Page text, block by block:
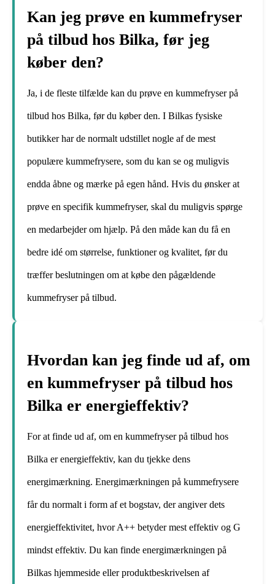
Kan jeg prøve en kummefryser
på tilbud hos Bilka, før jeg
køber den?
Ja, i de fleste tilfælde kan du prøve en kummefryser på
tilbud hos Bilka, før du køber den. I Bilkas fysiske
butikker har de normalt udstillet nogle af de mest
populære kummefrysere, som du kan se og muligvis
endda åbne og mærke på egen hånd. Hvis du ønsker at
prøve en specifik kummefryser, skal du muligvis spørge
en medarbejder om hjælp. På den måde kan du få en
bedre idé om størrelse, funktioner og kvalitet, før du
træffer beslutningen om at købe den pågældende
kummefryser på tilbud.
Hvordan kan jeg finde ud af, om
en kummefryser på tilbud hos
Bilka er energieffektiv?
For at finde ud af, om en kummefryser på tilbud hos
Bilka er energieffektiv, kan du tjekke dens
energimærkning. Energimærkningen på kummefrysere
får du normalt i form af et bogstav, der angiver dets
energieffektivitet, hvor A++ betyder mest effektiv og G
mindst effektiv. Du kan finde energimærkningen på
Bilkas hjemmeside eller produktbeskrivelsen af